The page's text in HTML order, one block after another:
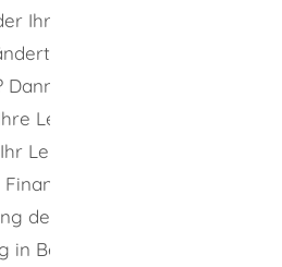
Ihres Lebenspartner soll
Familienstand
können Sie oder
Lebenspartnerin oder
Lebenspartner bei
einen Antrag
der Steuerklasse I
in Bezug auf den